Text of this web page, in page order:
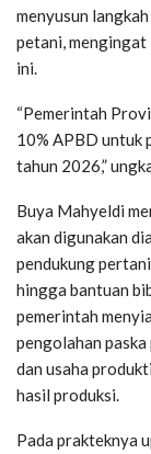
menyusun
petani, mengingat
ini.
“Pemerintah
10% APBD untuk
tahun 2026,”
Buya Mahyeldi
akan digunakan
pendukung
hingga bantuan
pemerintah
pengolahan
dan usaha
hasil produksi.
Pada prakteknya